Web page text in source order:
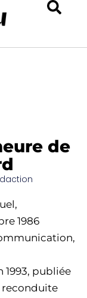
de
1986
1993, publiée
reconduite